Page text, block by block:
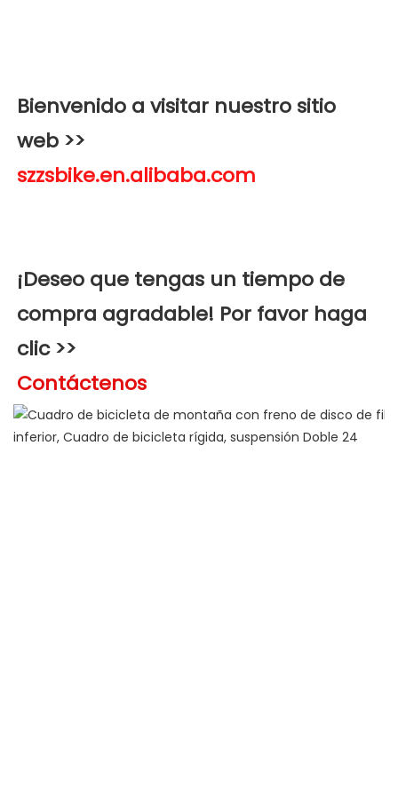
Bienvenido a visitar nuestro sitio
web >>
¡Deseo que tengas un tiempo de
compra agradable! Por favor haga
clic >>